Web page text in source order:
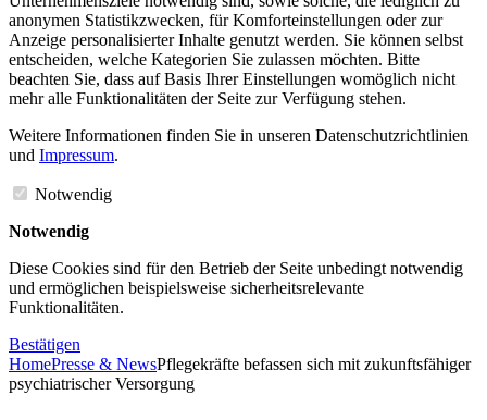
anonymen Statistikzwecken, für Komforteinstellungen oder zur
Anzeige personalisierter Inhalte genutzt werden. Sie können selbst
entscheiden, welche Kategorien Sie zulassen möchten. Bitte
beachten Sie, dass auf Basis Ihrer Einstellungen womöglich nicht
mehr alle Funktionalitäten der Seite zur Verfügung stehen.
Weitere Informationen finden Sie in unseren Datenschutzrichtlinien
und Impressum.
Notwendig
Notwendig
Diese Cookies sind für den Betrieb der Seite unbedingt notwendig
und ermöglichen beispielsweise sicherheitsrelevante
Funktionalitäten.
Bestätigen
HomePresse & NewsPflegekräfte befassen sich mit zukunftsfähiger
psychiatrischer Versorgung